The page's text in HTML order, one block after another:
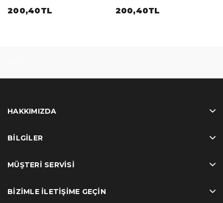
200,40TL 200,40TL
HAKKIMIZDA
BILGILER
MÜŞTERI SERVISI
BIZIMLE İLETIŞIME GEÇIN